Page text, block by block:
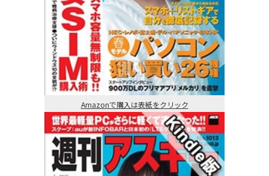
Amazonで購入は表紙をクリック